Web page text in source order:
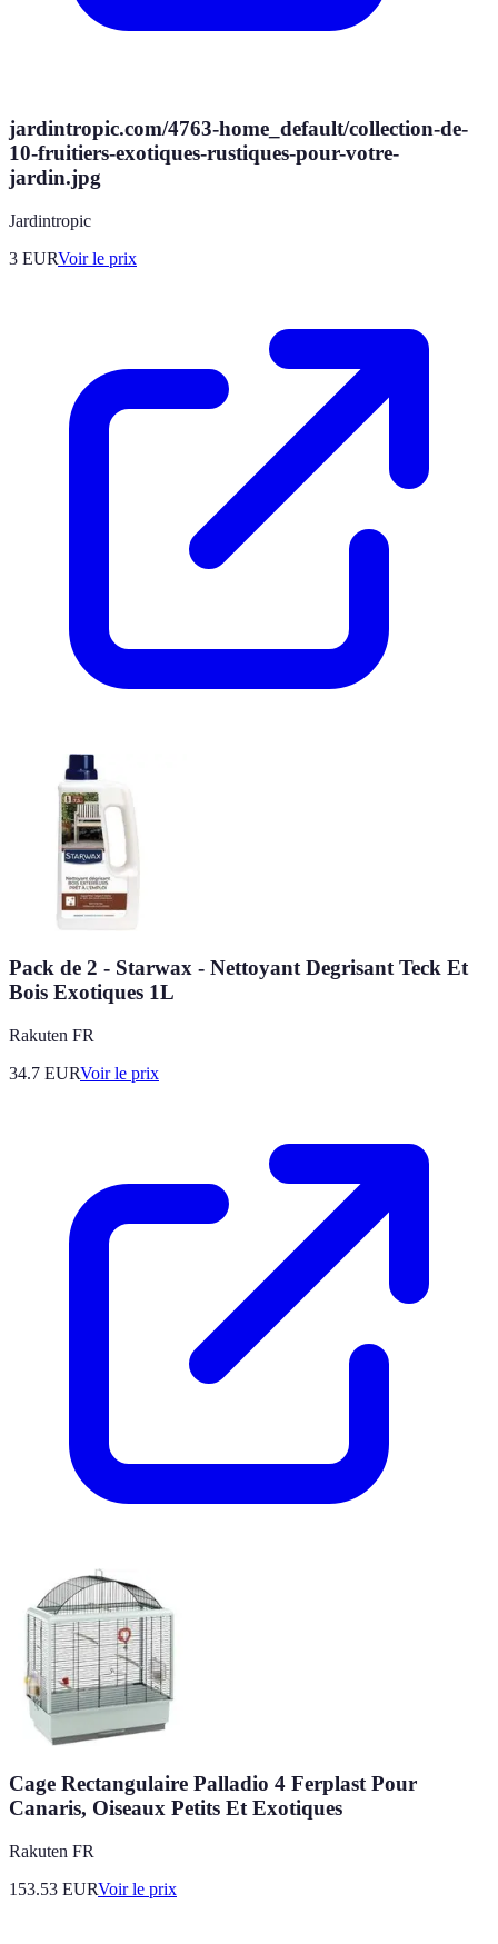
jardintropic.com/4763-home_default/collection-de-
10-fruitiers-exotiques-rustiques-pour-votre-
jardin.jpg
Jardintropic
3 EURVoir le prix
Pack de 2 - Starwax - Nettoyant Degrisant Teck Et
Bois Exotiques 1L
Rakuten FR
34.7 EURVoir le prix
Cage Rectangulaire Palladio 4 Ferplast Pour
Canaris, Oiseaux Petits Et Exotiques
Rakuten FR
153.53 EURVoir le prix